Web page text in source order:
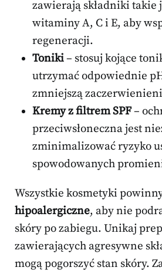
zawierają składniki takie
witaminy A, C i E, aby
regeneracji.
Toniki– stosuj kojące
utrzymać odpowiednie
zmniejszą
Kremy z filtrem SPF–
przeciwsłoneczna jest
zminimalizować ryzyko
spowodowanych
Wszystkie kosmetyki
hipoalergiczne, aby nie
skóry po zabiegu. Unikaj
zawierających agresywne
mogą pogorszyć stan skóry.